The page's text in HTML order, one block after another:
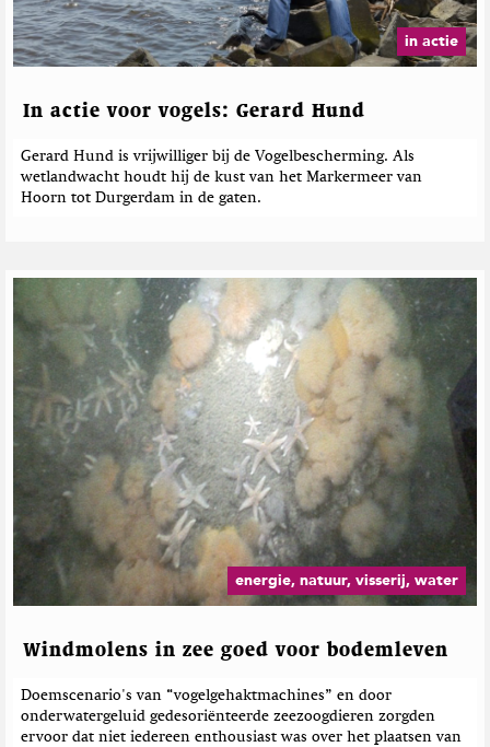
in actie
In actie voor vogels: Gerard Hund
Gerard Hund is vrijwilliger bij de Vogelbescherming. Als
wetlandwacht houdt hij de kust van het Markermeer van
Hoorn tot Durgerdam in de gaten.
energie, natuur, visserij, water
Windmolens in zee goed voor bodemleven
Doemscenario's van “vogelgehaktmachines” en door
onderwatergeluid gedesoriënteerde zeezoogdieren zorgden
ervoor dat niet iedereen enthousiast was over het plaatsen van